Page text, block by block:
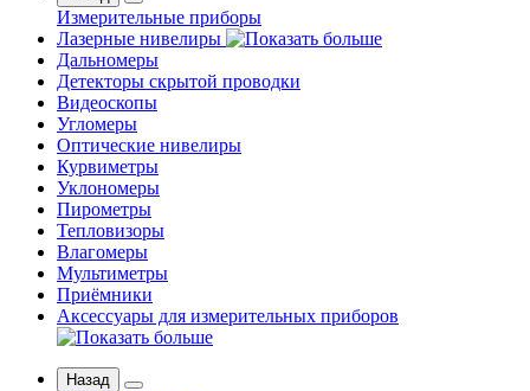
Измерительные приборы
Лазерные нивелиры
Дальномеры
Детекторы скрытой проводки
Видеоскопы
Угломеры
Оптические нивелиры
Курвиметры
Уклономеры
Пирометры
Тепловизоры
Влагомеры
Мультиметры
Приёмники
Аксессуары для измерительных приборов
Назад